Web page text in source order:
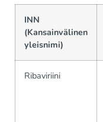
INN
(Kansainvälinen
yleisnimi)
Ribaviriini